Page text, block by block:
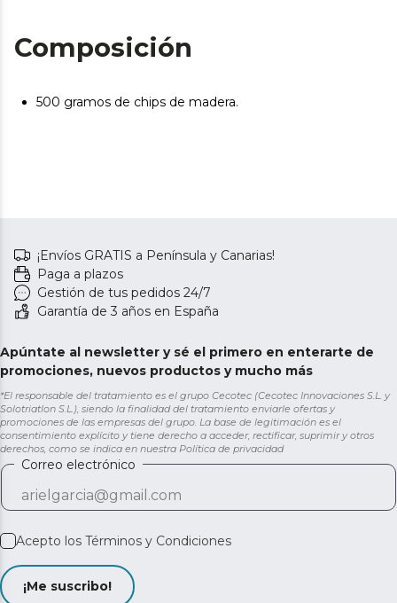
Composición
500 gramos de chips de madera.
¡Envíos GRATIS a Península y Canarias!
Paga a plazos
Gestión de tus pedidos 24/7
Garantía de 3 años en España
Apúntate al newsletter y sé el primero en enterarte de
promociones, nuevos productos y mucho más
*El responsable del tratamiento es el grupo Cecotec (Cecotec Innovaciones S.L. y
Solotriatlon S.L.), siendo la finalidad del tratamiento enviarle ofertas y
promociones de las empresas del grupo. La base de legitimación es el
consentimiento explícito y tiene derecho a acceder, rectificar, suprimir y otros
derechos, como se indica en nuestra Política de privacidad
Correo electrónico
Acepto los Términos y Condiciones
¡Me suscribo!